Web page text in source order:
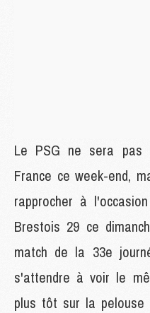
Le PSG ne sera pas
France ce week-end,
rapprocher à
Brestois 29 ce
match de la 33e
s'attendre à voir le
plus tôt sur la pelouse